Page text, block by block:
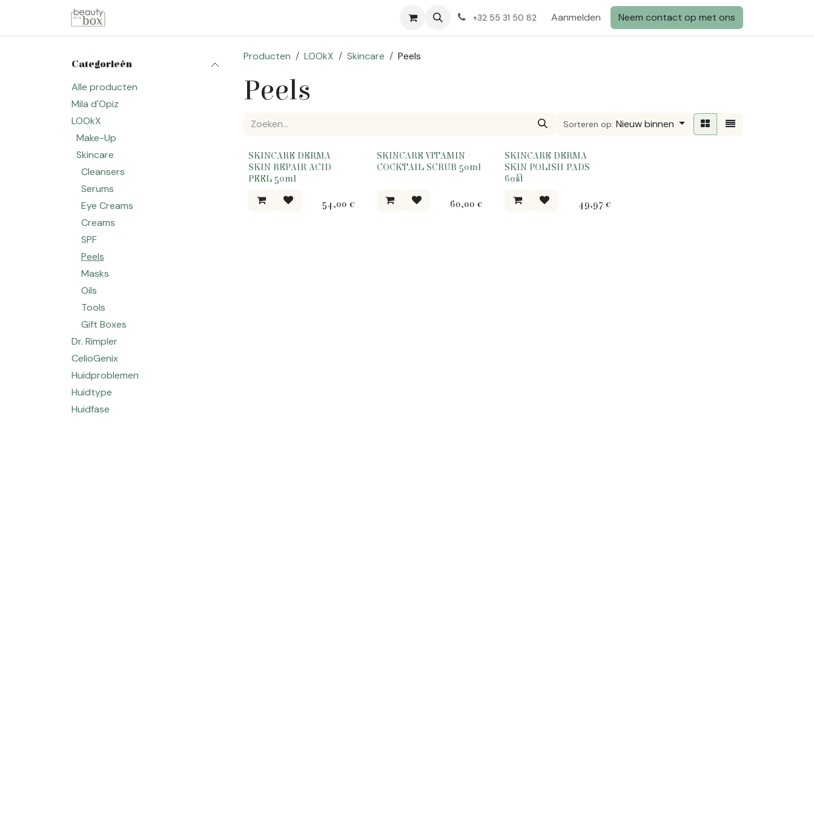
Overslaan naar inhoud
+32 55 31 50 82 Aanmelden Neem contact op met ons
Categorieën
Alle producten
Mila d'Opiz
LOOkX
Make-Up
Skincare
Cleansers
Serums
Eye Creams
Creams
SPF
Peels
Masks
Oils
Tools
Gift Boxes
Dr. Rimpler
CelioGenix
Huidproblemen
Huidtype
Huidfase
Producten LOOkX Skincare Peels
Peels
Sorteren op: Nieuw binnen
UITVERKOOP
SKINCARE DERMA
SKIN REPAIR ACID
PEEL 50ml
54,00 €
SKINCARE VITAMIN
COCKTAIL SCRUB 50ml
60,00 €
SKINCARE DERMA
SKIN POLISH PADS
60st
49,97 €